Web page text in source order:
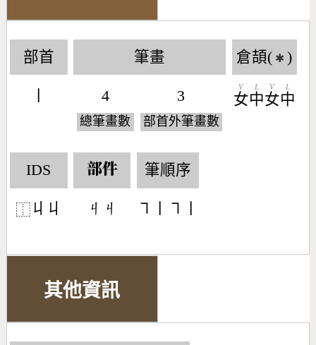
部首 筆畫
4
總筆畫數
3
部首外筆畫數
倉頡( ✱ )
女
V
中
L
女
V
中
L
IDS
⿰ 丩丩
部件
󶁎󶁎
筆順序
㇕丨㇕丨
其他資訊